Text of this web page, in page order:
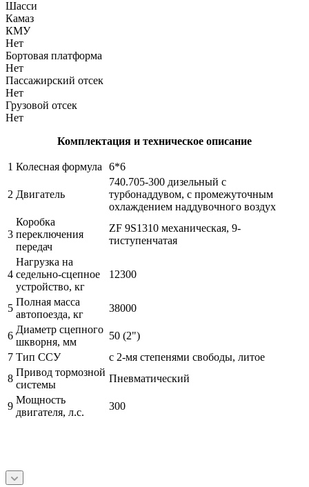
Шасси
Камаз
КМУ
Нет
Бортовая платформа
Нет
Пассажирский отсек
Нет
Грузовой отсек
Нет
Комплектация и техническое описание
1 Колесная формула 6*6
2 Двигатель
740.705-300 дизельный с
турбонаддувом, с промежуточным
охлаждением наддувочного воздух
3
Коробка
переключения
передач
ZF 9S1310 механическая, 9-
тиступенчатая
4
Нагрузка на
седельно-сцепное
устройство, кг
12300
5
Полная масса
автопоезда, кг
38000
6
Диаметр сцепного
шкворня, мм
50 (2")
7 Тип ССУ
с 2-мя степенями свободы, литое
8
Привод тормозной
системы
Пневматический
9
Мощность
двигателя, л.с.
300